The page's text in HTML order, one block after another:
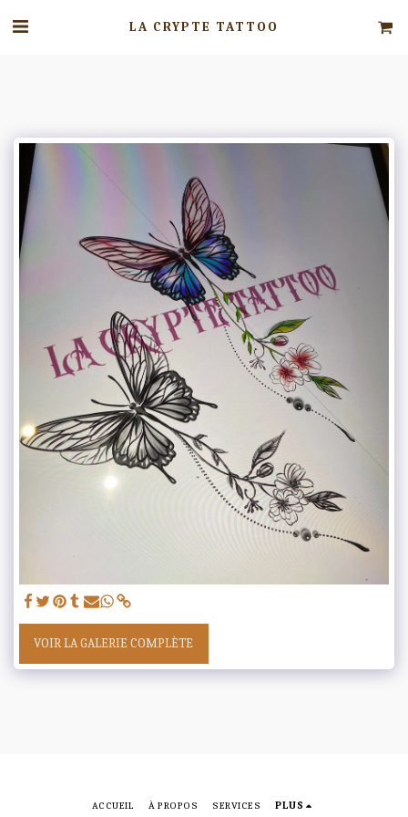
LA CRYPTE TATTOO
VOIR LA GALERIE COMPLÈTE
ACCUEIL À PROPOS SERVICES PLUS